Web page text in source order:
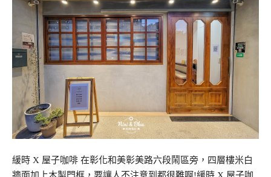
緩時 X 屋子咖啡 在彰化和美彰美路六段鬧區旁，四層樓米白